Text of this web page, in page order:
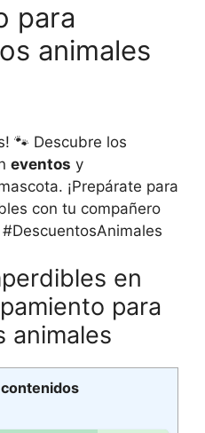
para
animales
🐾 Descubre los
eventos y
¡Prepárate para
con tu compañero
en
para
animales